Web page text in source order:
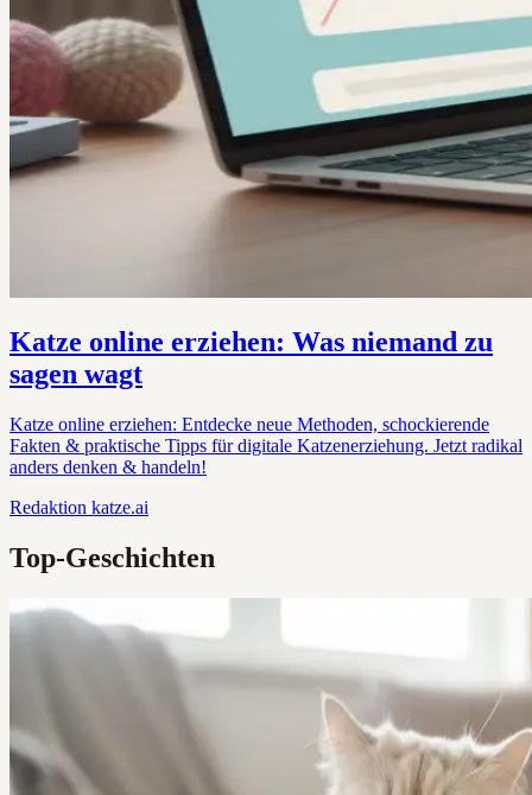
Katze online erziehen: Was niemand zu
sagen wagt
Katze online erziehen: Entdecke neue Methoden, schockierende
Fakten & praktische Tipps für digitale Katzenerziehung. Jetzt radikal
anders denken & handeln!
Redaktion katze.ai
Top-Geschichten